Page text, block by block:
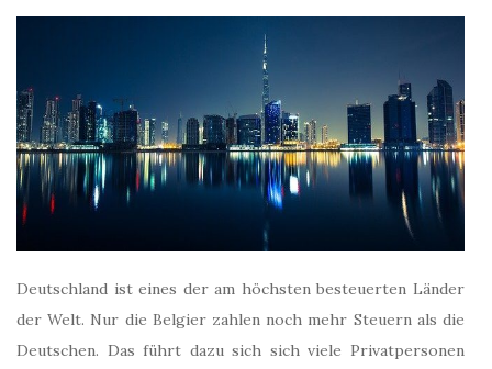
Deutschland ist eines der am höchsten besteuerten Länder
der Welt. Nur die Belgier zahlen noch mehr Steuern als die
Deutschen. Das führt dazu sich sich viele Privatpersonen